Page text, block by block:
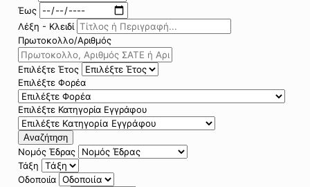
Έως
Λέξη - Κλειδί
Πρωτοκολλο/Αριθμός
Επιλέξτε Έτος
Επιλέξτε Φορέα
Επιλέξτε Κατηγορία Εγγράφου
Αναζήτηση
Νομός Έδρας
Τάξη
Οδοποιία